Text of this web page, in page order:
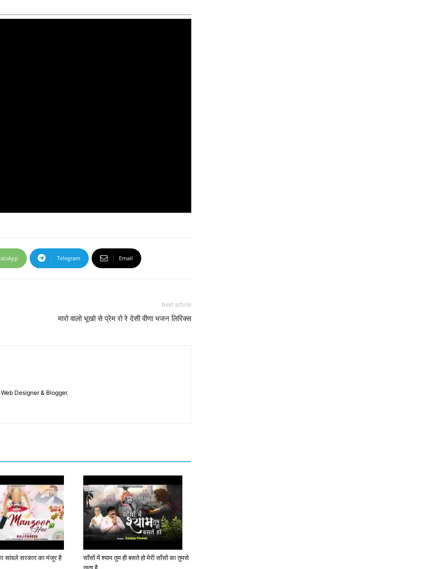
Telegram Email
Next article
मारो वालो भूखो से प्रेम रो रे देसी वीणा भजन लिरिक्स
Designer & Blogger.
सांवले सरकार का मंजूर है
साँसों में श्याम तुम ही बसते हो मेरी साँसों का तुमसे
नाता है